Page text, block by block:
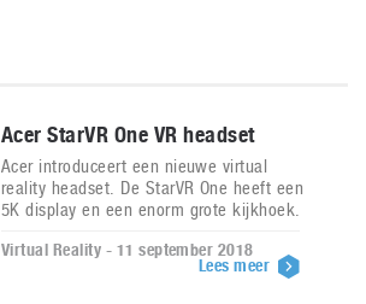
Acer StarVR One VR headset
Acer introduceert een nieuwe virtual
reality headset. De StarVR One heeft een
5K display en een enorm grote kijkhoek.
Virtual Reality - 11 september 2018
Lees meer